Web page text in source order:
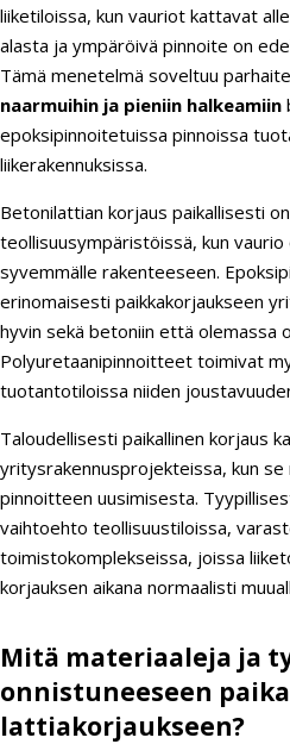
liiketiloissa, kun vauriot kattavat
alasta ja ympäröivä pinnoite on
Tämä menetelmä soveltuu
naarmuihin ja pieniin halkeamiin
epoksipinnoitetuissa pinnoissa
liikerakennuksissa.
Betonilattian korjaus paikallisesti
teollisuusympäristöissä, kun
syvemmälle rakenteeseen.
erinomaisesti paikkakorjaukseen
hyvin sekä betoniin että olemassa
Polyuretaanipinnoitteet toimivat
tuotantotiloissa niiden
Taloudellisesti paikallinen korjaus
yritysrakennusprojekteissa, kun se
pinnoitteen uusimisesta.
vaihtoehto teollisuustiloissa,
toimistokomplekseissa, joissa
korjauksen aikana normaalisti
Mitä materiaaleja ja
onnistuneeseen
lattiakorjaukseen?